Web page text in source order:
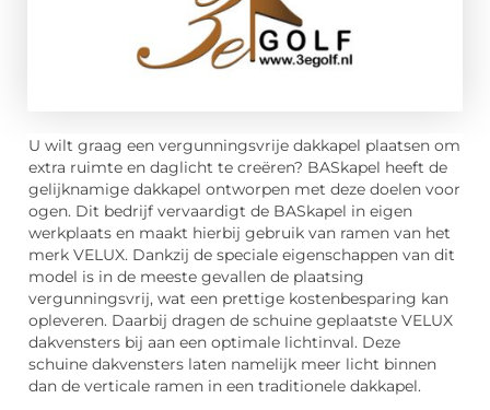
U wilt graag een vergunningsvrije dakkapel plaatsen om
extra ruimte en daglicht te creëren? BASkapel heeft de
gelijknamige dakkapel ontworpen met deze doelen voor
ogen. Dit bedrijf vervaardigt de BASkapel in eigen
werkplaats en maakt hierbij gebruik van ramen van het
merk VELUX. Dankzij de speciale eigenschappen van dit
model is in de meeste gevallen de plaatsing
vergunningsvrij, wat een prettige kostenbesparing kan
opleveren. Daarbij dragen de schuine geplaatste VELUX
dakvensters bij aan een optimale lichtinval. Deze
schuine dakvensters laten namelijk meer licht binnen
dan de verticale ramen in een traditionele dakkapel.